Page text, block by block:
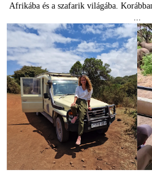
Afrikába és a szafarik világába.